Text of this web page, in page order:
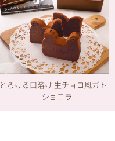
とろける口溶け 生チョコ風ガト
ーショコラ